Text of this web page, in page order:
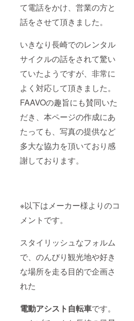
て電話をかけ、営業の方と
話をさせて頂きました。
いきなり長崎でのレンタル
サイクルの話をされて驚い
ていたようですが、非常に
よく対応して頂きました。
FAAVOの趣旨にも賛同いた
だき、本ページの作成にあ
たっても、写真の提供など
多大な協力を頂いており感
謝しております。
※以下はメーカー様よりのコ
メントです。
スタイリッシュなフォルム
で、のんびり観光地や好き
な場所を走る目的で企画さ
れた
電動アシスト自転車です。